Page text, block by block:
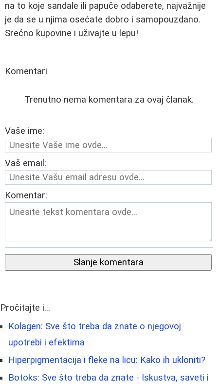
na to koje sandale ili papuče odaberete, najvažnije
je da se u njima osećate dobro i samopouzdano.
Srećno kupovine i uživajte u lepu!
Komentari
Trenutno nema komentara za ovaj članak.
Vaše ime:
Vaš email:
Komentar:
Slanje komentara
Pročitajte i...
Kolagen: Sve što treba da znate o njegovoj
upotrebi i efektima
Hiperpigmentacija i fleke na licu: Kako ih ukloniti?
Botoks: Sve što treba da znate - Iskustva, saveti i